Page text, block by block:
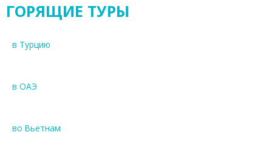
ГОРЯЩИЕ ТУРЫ
в Турцию
в ОАЭ
во Вьетнам